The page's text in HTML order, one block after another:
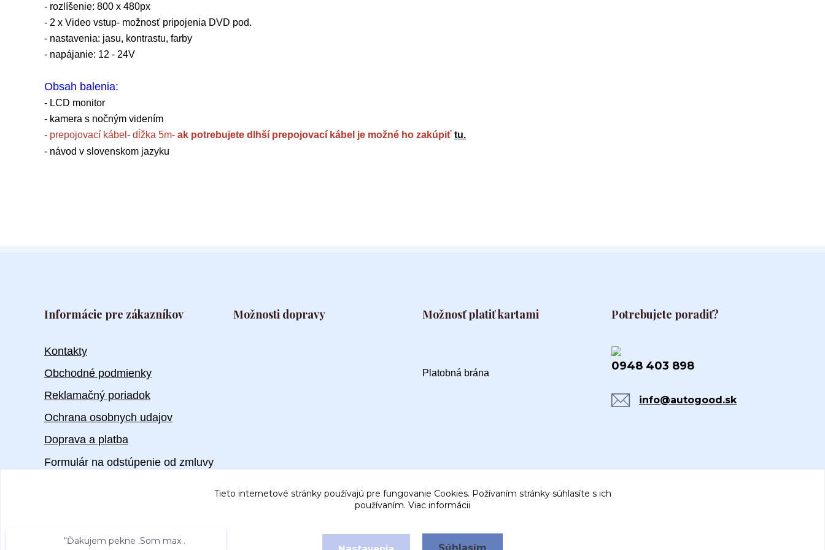
- rozlíšenie: 800 x 480px
- 2 x Video vstup- možnosť pripojenia DVD pod.
- nastavenia: jasu, kontrastu, farby
- napájanie: 12 - 24V
Obsah balenia:
- LCD monitor
- kamera s nočným videním
- prepojovací kábel- dĺžka 5m- ak potrebujete dlhší prepojovací kábel je možné ho zakúpiť tu.
- návod v slovenskom jazyku
Informácie pre zákazníkov
Kontakty
Obchodné podmienky
Reklamačný poriadok
Ochrana osobnych udajov
Doprava a platba
Formulár na odstúpenie od zmluvy
Možnosti dopravy Možnosť platiť kartami
Platobná brána
Potrebujete poradiť?
0948 403 898
info@autogood.sk
Tieto internetové stránky používajú pre fungovanie Cookies. Požívaním stránky súhlasíte s ich
používaním. Viac informácii
“Ďakujem pekne .Som max .